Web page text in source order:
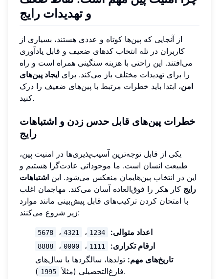
و تهدیدات رایج
از آنجایی که پین‌ها کوتاه و عددی هستند، بسیاری از
کاربران در تله انتخاب کدهای ضعیف و قابل یادآوری
می‌افتند. این راحتی با هزینه سنگینی همراه است و راه
را برای تهدیدات مختلف باز می‌کند. برای ایجاد پین‌های
امن، ابتدا باید خطرات مرتبط با پین‌های ضعیف را درک
کنید.
خطرات پین‌های قابل حدس زدن و اشتباهات
رایج
یکی از قابل توجه‌ترین آسیب‌پذیری‌ها در امنیت پین،
طبیعت انسان است. ما موجوداتی عادت‌گرا هستیم و
این در انتخاب پین‌هایمان منعکس می‌شود. این اشتباهات
رایج کار هکر را فوق‌العاده آسان می‌کند. مهاجمان اغلب
با امتحان کردن ترکیب‌های قابل پیش‌بینی مانند موارد
زیر شروع می‌کنند:
اعداد متوالی:
1234 ، 4321 ، 5678
ارقام تکراری: 1111 ، 0000 ، 8888
تاریخ‌های مهم: تولدها، سالگردها یا سال‌های
فارغ‌التحصیلی (مثلاً 1995
).